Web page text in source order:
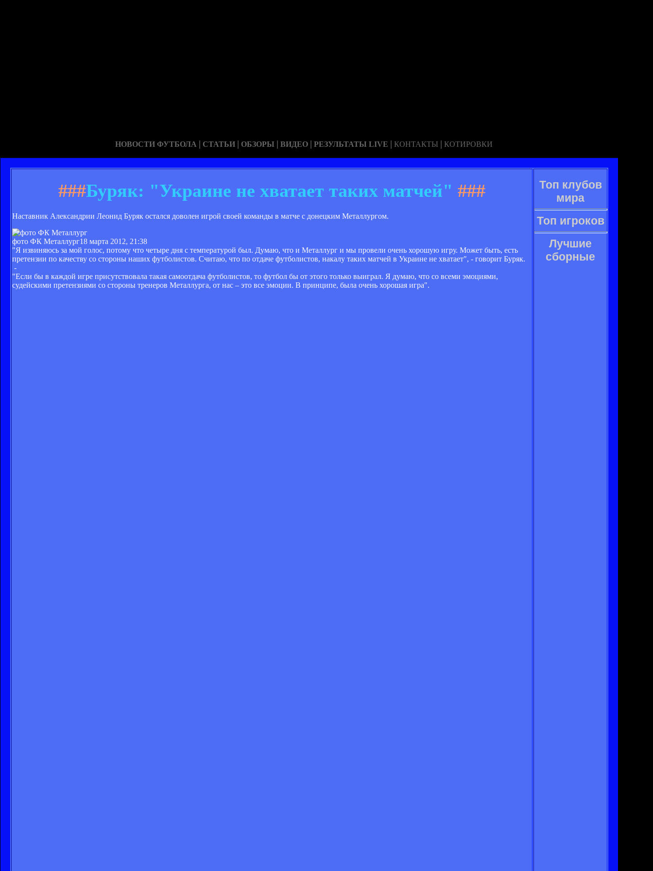
НОВОСТИ ФУТБОЛА | СТАТЬИ | ОБЗОРЫ | ВИДЕО | РЕЗУЛЬТАТЫ LIVE | КОНТАКТЫ | КОТИРОВКИ
###Буряк: "Украине не хватает таких матчей" ###
Наставник Александрии Леонид Буряк остался доволен игрой своей команды в матче с донецким Металлургом.
фото ФК Металлург18 марта 2012, 21:38
"Я извиняюсь за мой голос, потому что четыре дня с температурой был. Думаю, что и Металлург и мы провели очень хорошую игру. Может быть, есть
претензии по качеству со стороны наших футболистов. Считаю, что по отдаче футболистов, накалу таких матчей в Украине не хватает", - говорит Буряк.
-
"Если бы в каждой игре присутствовала такая самоотдача футболистов, то футбол бы от этого только выиграл. Я думаю, что со всеми эмоциями,
судейскими претензиями со стороны тренеров Металлурга, от нас – это все эмоции. В принципе, была очень хорошая игра".
Топ клубов
мира
Топ игроков
Лучшие
сборные